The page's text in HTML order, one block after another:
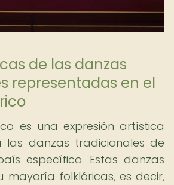
de las danzas
representadas en el
es una expresión artística
las danzas tradicionales de
específico. Estas danzas
mayoría folklóricas, es decir,